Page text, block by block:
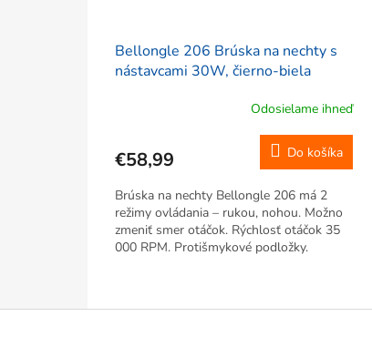
Bellongle 206 Brúska na nechty s
nástavcami 30W, čierno-biela
Odosielame ihneď
€58,99 Do košíka
Brúska na nechty Bellongle 206 má 2
režimy ovládania – rukou, nohou. Možno
zmeniť smer otáčok. Rýchlosť otáčok 35
000 RPM. Protišmykové podložky.